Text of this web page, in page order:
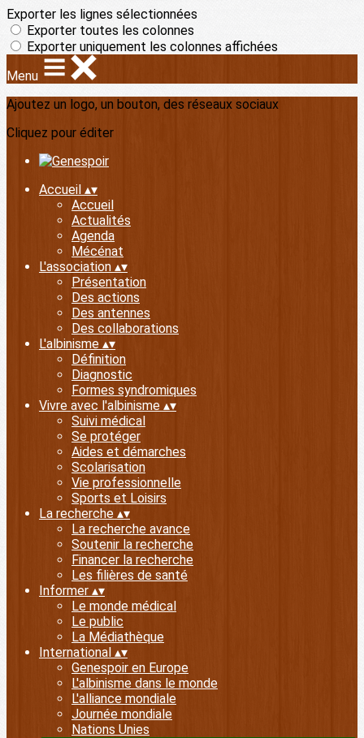
Exporter les lignes sélectionnées
Exporter toutes les colonnes
Exporter uniquement les colonnes affichées
Menu
Ajoutez un logo, un bouton, des réseaux sociaux
Cliquez pour éditer
Accueil ▴▾
Accueil
Actualités
Agenda
Mécénat
L'association ▴▾
Présentation
Des actions
Des antennes
Des collaborations
L'albinisme ▴▾
Définition
Diagnostic
Formes syndromiques
Vivre avec l'albinisme ▴▾
Suivi médical
Se protéger
Aides et démarches
Scolarisation
Vie professionnelle
Sports et Loisirs
La recherche ▴▾
La recherche avance
Soutenir la recherche
Financer la recherche
Les filières de santé
Informer ▴▾
Le monde médical
Le public
La Médiathèque
International ▴▾
Genespoir en Europe
L'albinisme dans le monde
L'alliance mondiale
Journée mondiale
Nations Unies